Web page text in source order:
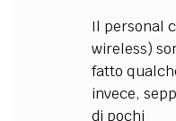
Il personal
wireless)
fatto
invece,
di pochi